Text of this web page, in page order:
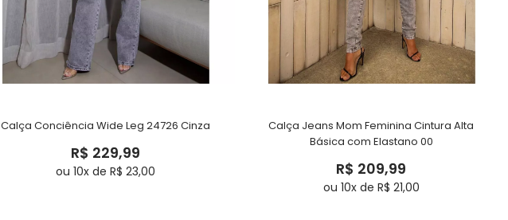
Calça Conciência Wide Leg 24726 Cinza
R$ 229,99
ou 10x de R$ 23,00
Calça Jeans Mom Feminina Cintura Alta
Básica com Elastano 00
R$ 209,99
ou 10x de R$ 21,00